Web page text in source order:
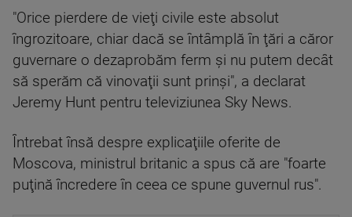
"Orice pierdere de vieţi civile este absolut
îngrozitoare, chiar dacă se întâmplă în ţări a căror
guvernare o dezaprobăm ferm şi nu putem decât
să sperăm că vinovaţii sunt prinşi", a declarat
Jeremy Hunt pentru televiziunea Sky News.
Întrebat însă despre explicaţiile oferite de
Moscova, ministrul britanic a spus că are "foarte
puţină încredere în ceea ce spune guvernul rus".